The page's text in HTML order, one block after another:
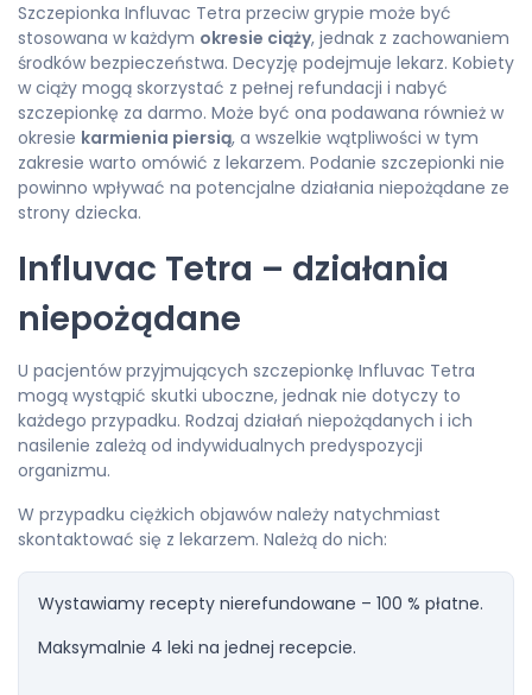
Szczepionka Influvac Tetra przeciw grypie może być
stosowana w każdym okresie ciąży, jednak z zachowaniem
środków bezpieczeństwa. Decyzję podejmuje lekarz. Kobiety
w ciąży mogą skorzystać z pełnej refundacji i nabyć
szczepionkę za darmo. Może być ona podawana również w
okresie karmienia piersią, a wszelkie wątpliwości w tym
zakresie warto omówić z lekarzem. Podanie szczepionki nie
powinno wpływać na potencjalne działania niepożądane ze
strony dziecka.
Influvac Tetra – działania
niepożądane
U pacjentów przyjmujących szczepionkę Influvac Tetra
mogą wystąpić skutki uboczne, jednak nie dotyczy to
każdego przypadku. Rodzaj działań niepożądanych i ich
nasilenie zależą od indywidualnych predyspozycji
organizmu.
W przypadku ciężkich objawów należy natychmiast
skontaktować się z lekarzem. Należą do nich:
Wystawiamy recepty nierefundowane – 100 % płatne.
Maksymalnie 4 leki na jednej recepcie.